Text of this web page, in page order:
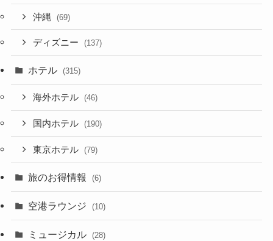
沖縄 (69)
ディズニー (137)
ホテル (315)
海外ホテル (46)
国内ホテル (190)
東京ホテル (79)
旅のお得情報 (6)
空港ラウンジ (10)
ミュージカル (28)